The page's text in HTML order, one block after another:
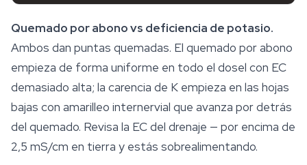
Quemado por abono vs deficiencia de potasio.
Ambos dan puntas quemadas. El quemado por abono
empieza de forma uniforme en todo el dosel con EC
demasiado alta; la carencia de K empieza en las hojas
bajas con amarilleo internervial que avanza por detrás
del quemado. Revisa la EC del drenaje — por encima de
2,5 mS/cm en tierra y estás sobrealimentando.